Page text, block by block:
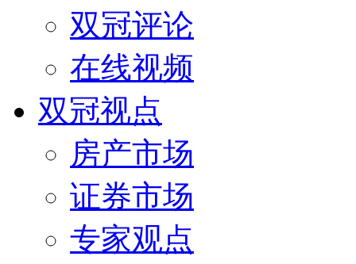
双冠评论
在线视频
双冠视点
房产市场
证券市场
专家观点